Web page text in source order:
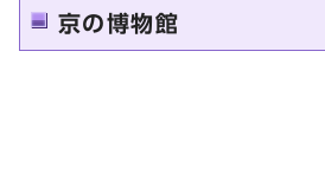
京の博物館